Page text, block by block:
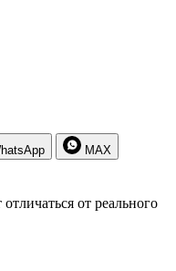
MAX
от реального